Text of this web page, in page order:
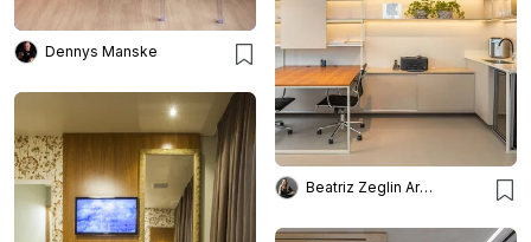
Dennys Manske
Beatriz Zeglin Arq. Interiores